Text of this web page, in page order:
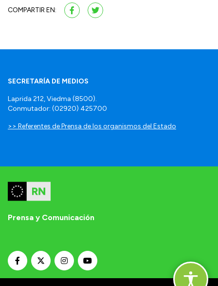
COMPARTIR EN:
SECRETARÍA DE MEDIOS
Laprida 212, Viedma (8500).
Conmutador: (02920) 425700
>> Referentes de Prensa de los organismos del Estado
Prensa y Comunicación